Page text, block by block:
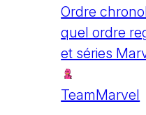
Ordre
quel ordre
et séries
TeamMarvel